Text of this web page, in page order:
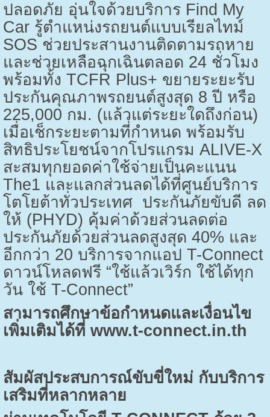
ปลอดภัย อุ่นใจด้วยบริการ Find My
Car รู้ตำแหน่งรถยนต์แบบเรียลไทม์
SOS ช่วยประสานงานติดตามรถหาย
และช่วยเหลือฉุกเฉินตลอด 24ชั่วโมง
พร้อมทั้ง TCFR Plus+ ขยายระยะรับ
ประกันคุณภาพรถยนต์สูงสุด 8 ปี หรือ
225,000 กม. (แล้วแต่ระยะใดถึงก่อน)
เมื่อเช็กระยะตามที่กำหนด พร้อมรับ
สิทธิประโยชน์จากโปรแกรม ALIVE-X
สะสมทุกยอดค่าใช้จ่ายเป็นคะแนน
The1 และแลกส่วนลดได้ที่ศูนย์บริการ
โตโยต้าทั่วประเทศ ประกันภัยขับดี ลด
ให้ (PHYD) คุ้มค่าด้วยส่วนลดต่อ
ประกันภัยด้วยส่วนลดสูงสุด 40% และ
อีกกว่า 20 บริการจากแอป T-Connect
ดาวน์โหลดฟรี “ใช้แล้วเวิร์ก ใช้ได้ทุก
วัน ใช้ T-Connect”
สามารถศึกษาข้อกำหนดและเงื่อนไข
เพิ่มเติมได้ที่ www.t-connect.in.th
สัมผัสประสบการณ์ขับขี่ใหม่ กับบริการ
เสริมที่หลากหลาย